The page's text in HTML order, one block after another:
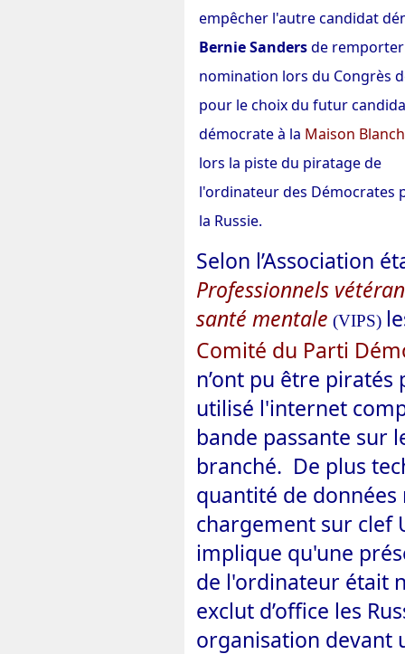
empêcher l'autre candidat
Bernie Sandersde
nomination lors du Congrès
pour le choix du futur
démocrateà la Maison
lors la piste du piratage de
l'ordinateur des Démocrates
la Russie.
Selon l’Association
Professionnels
santé mentale (VIPS)
Comité du Parti
n’ont pu être
utilisé l'internet
bande passante sur
branché. De plus
quantité de
chargement sur clef
implique qu'une
de l'ordinateur était
exclut d’office les
organisation devant